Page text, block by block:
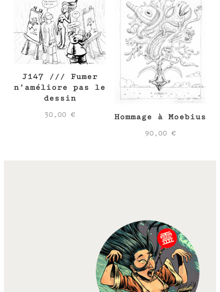
J147 /// Fumer
n’améliore pas le
dessin
30,00€ Hommage à Moebius
90,00 €